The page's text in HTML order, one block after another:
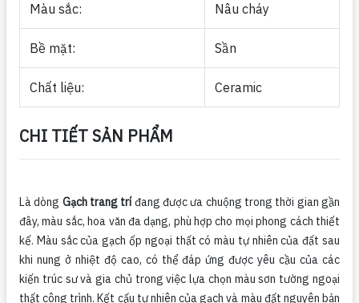
Màu sắc: Nâu cháy
Bề mặt: Sần
Chất liệu: Ceramic
CHI TIẾT SẢN PHẨM
Là dòng Gạch trang trí đang được ưa chuộng trong thời gian gần
đây, màu sắc, hoa văn đa dạng, phù hợp cho mọi phong cách thiết
kế. Màu sắc của gạch ốp ngoại thất có màu tự nhiên của đất sau
khi nung ở nhiệt độ cao, có thể đáp ứng được yêu cầu của các
kiến ​​trúc sư và gia chủ trong việc lựa chọn màu sơn tường ngoại
thất công trình. Kết cấu tự nhiên của gạch và màu đất nguyên bản